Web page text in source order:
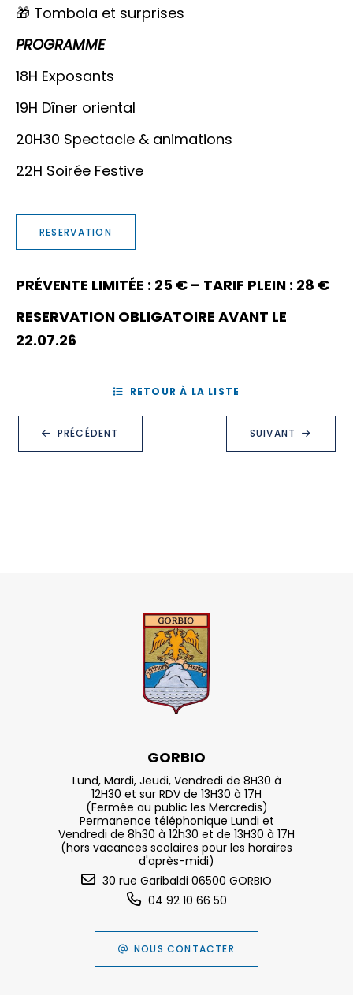
🎁 Tombola et surprises
PROGRAMME
18H Exposants
19H Dîner oriental
20H30 Spectacle & animations
22H Soirée Festive
RESERVATION
PRÉVENTE LIMITÉE : 25 € – TARIF PLEIN : 28 €
RESERVATION OBLIGATOIRE AVANT LE
22.07.26
PRÉCÉDENT
RETOUR À LA LISTE
SUIVANT
GORBIO
Lund, Mardi, Jeudi, Vendredi de 8H30 à
12H30 et sur RDV de 13H30 à 17H
(Fermée au public les Mercredis)
Permanence téléphonique Lundi et
Vendredi de 8h30 à 12h30 et de 13H30 à 17H
(hors vacances scolaires pour les horaires
d'après-midi)
30 rue Garibaldi 06500 GORBIO
04 92 10 66 50
NOUS CONTACTER